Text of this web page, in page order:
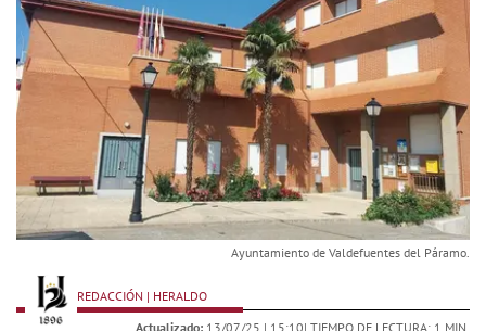
Ayuntamiento de Valdefuentes del Páramo.
REDACCIÓN | HERALDO
Actualizado: 13/07/25 | 15:10| TIEMPO DE LECTURA: 1 MIN.